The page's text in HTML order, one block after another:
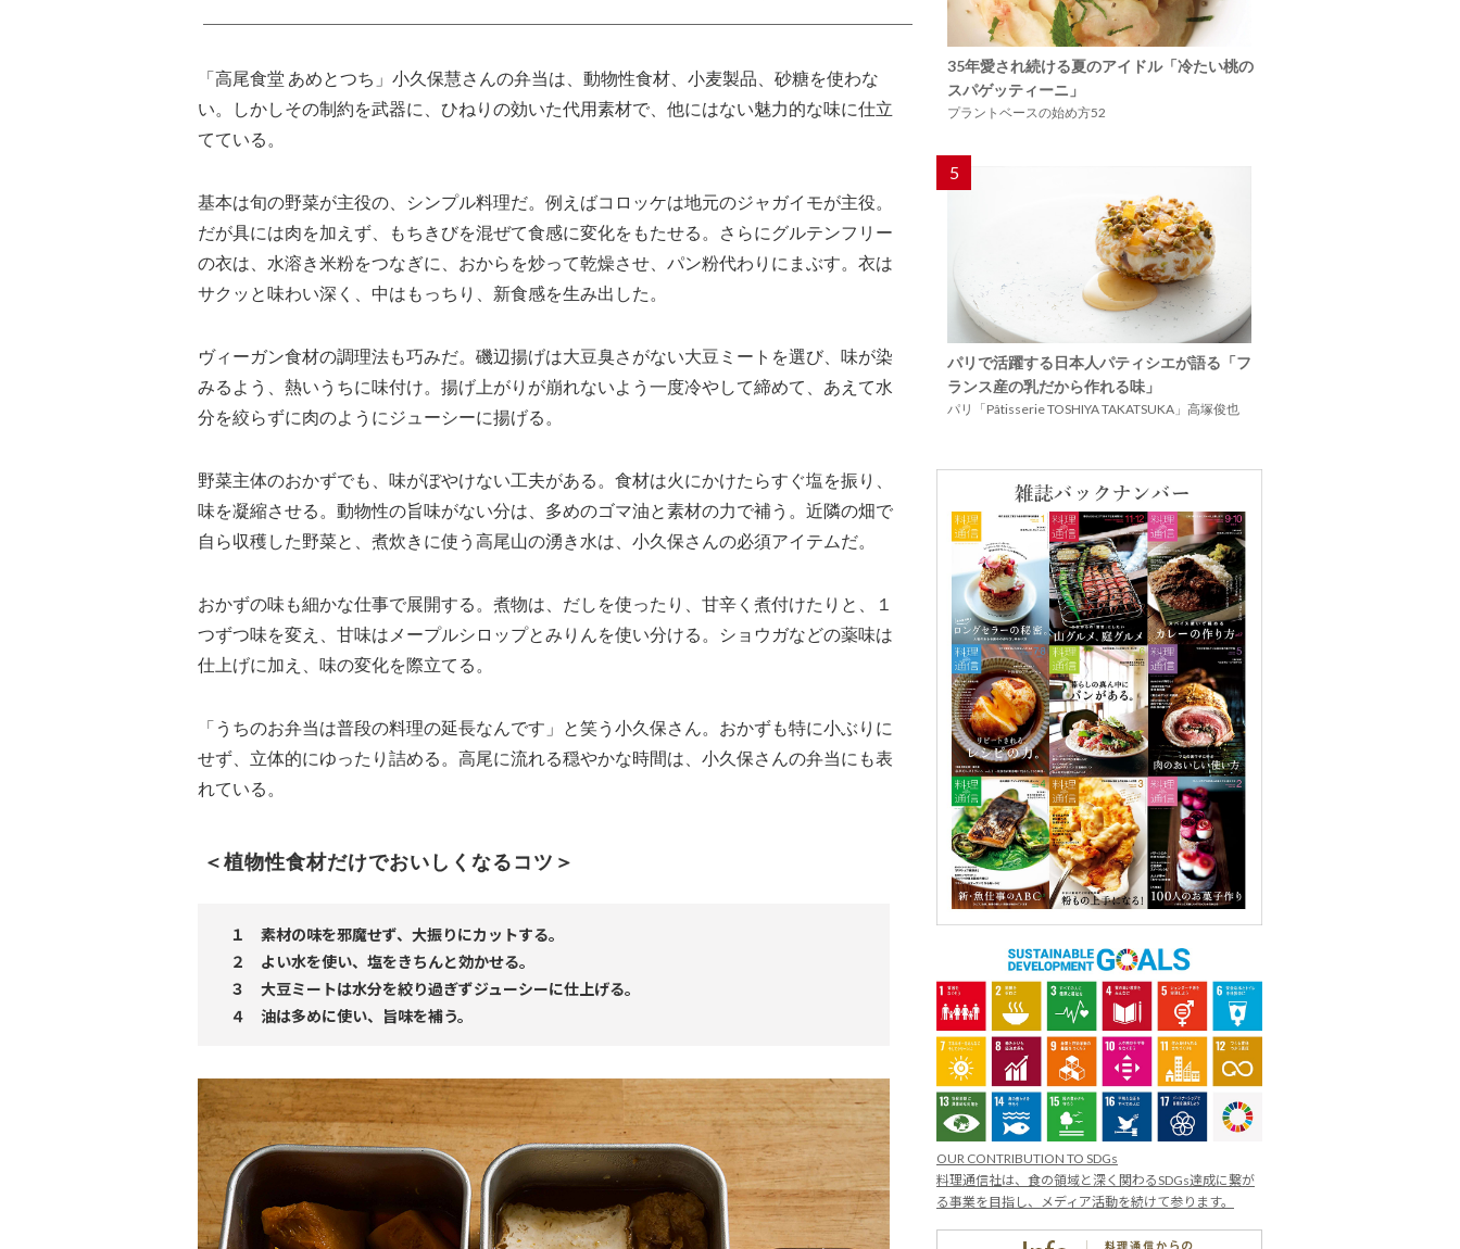
「高尾食堂 あめとつち」小久保慧さんの弁当は、動物性食材、小麦製品、砂糖を使わな
い。しかしその制約を武器に、ひねりの効いた代用素材で、他にはない魅力的な味に仕立
てている。
基本は旬の野菜が主役の、シンプル料理だ。例えばコロッケは地元のジャガイモが主役。
だが具には肉を加えず、もちきびを混ぜて食感に変化をもたせる。さらにグルテンフリー
の衣は、水溶き米粉をつなぎに、おからを炒って乾燥させ、パン粉代わりにまぶす。衣は
サクッと味わい深く、中はもっちり、新食感を生み出した。
ヴィーガン食材の調理法も巧みだ。磯辺揚げは大豆臭さがない大豆ミートを選び、味が染
みるよう、熱いうちに味付け。揚げ上がりが崩れないよう一度冷やして締めて、あえて水
分を絞らずに肉のようにジューシーに揚げる。
野菜主体のおかずでも、味がぼやけない工夫がある。食材は火にかけたらすぐ塩を振り、
味を凝縮させる。動物性の旨味がない分は、多めのゴマ油と素材の力で補う。近隣の畑で
自ら収穫した野菜と、煮炊きに使う高尾山の湧き水は、小久保さんの必須アイテムだ。
おかずの味も細かな仕事で展開する。煮物は、だしを使ったり、甘辛く煮付けたりと、１
つずつ味を変え、甘味はメープルシロップとみりんを使い分ける。ショウガなどの薬味は
仕上げに加え、味の変化を際立てる。
「うちのお弁当は普段の料理の延長なんです」と笑う小久保さん。おかずも特に小ぶりに
せず、立体的にゆったり詰める。高尾に流れる穏やかな時間は、小久保さんの弁当にも表
れている。
＜植物性食材だけでおいしくなるコツ＞
１ 素材の味を邪魔せず、大振りにカットする。
２ よい水を使い、塩をきちんと効かせる。
３ 大豆ミートは水分を絞り過ぎずジューシーに仕上げる。
４ 油は多めに使い、旨味を補う。
35年愛され続ける夏のアイドル「冷たい桃の
スパゲッティーニ」
プラントベースの始め方52
5
パリで活躍する日本人パティシエが語る「フ
ランス産の乳だから作れる味」
パリ「Pâtisserie TOSHIYA TAKATSUKA」高塚俊也
OUR CONTRIBUTION TO SDGs
料理通信社は、食の領域と深く関わるSDGs達成に繋が
る事業を目指し、メディア活動を続けて参ります。